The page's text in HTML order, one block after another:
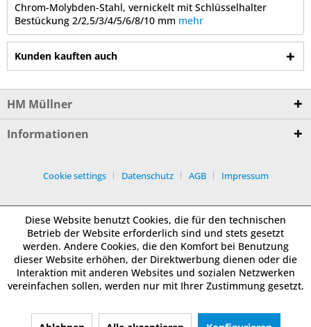
Chrom-Molybden-Stahl, vernickelt mit Schlüsselhalter
Bestückung 2/2,5/3/4/5/6/8/10 mm mehr
Kunden kauften auch
HM Müllner
Informationen
Cookie settings Datenschutz AGB Impressum
Diese Website benutzt Cookies, die für den technischen
Betrieb der Website erforderlich sind und stets gesetzt
werden. Andere Cookies, die den Komfort bei Benutzung
dieser Website erhöhen, der Direktwerbung dienen oder die
Interaktion mit anderen Websites und sozialen Netzwerken
vereinfachen sollen, werden nur mit Ihrer Zustimmung gesetzt.